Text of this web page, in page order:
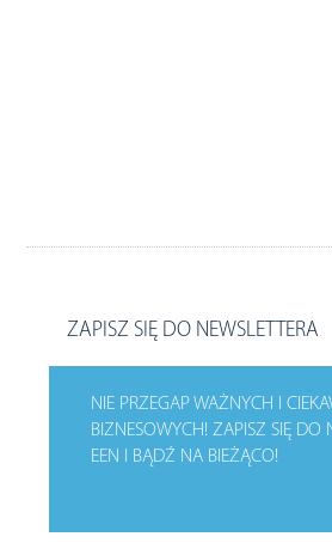
ZAPISZ SIĘ DO NEWSLETTERA
NIE PRZEGAP WAŻNYCH I
BIZNESOWYCH!ZAPISZ SIĘ DO
EEN I BĄDŹ NA BIEŻĄCO!